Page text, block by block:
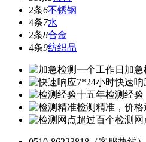
2条6不锈钢
4条7水
2条8合金
4条9纺织品
一个工作日加急
7*24小时快速响
十五年检测经验
检测精准，价格
超过百个检测网